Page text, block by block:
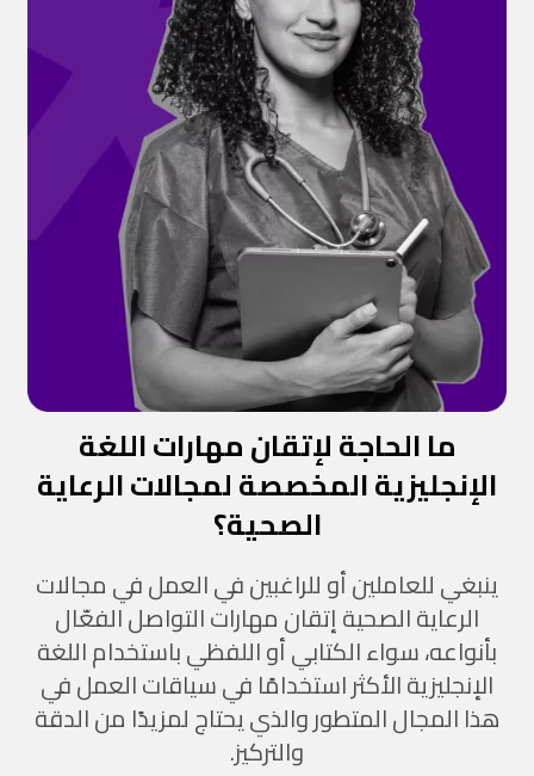
ما الحاجة لإتقان مهارات اللغة
الإنجليزية المخصصة لمجالات الرعاية
الصحية؟
ينبغي للعاملين أو للراغبين في العمل في مجالات
الرعاية الصحية إتقان مهارات التواصل الفعّال
بأنواعه، سواء الكتابي أو اللفظي باستخدام اللغة
الإنجليزية الأكثر استخدامًا في سياقات العمل في
هذا المجال المتطور والذي يحتاج لمزيدًا من الدقة
والتركيز.